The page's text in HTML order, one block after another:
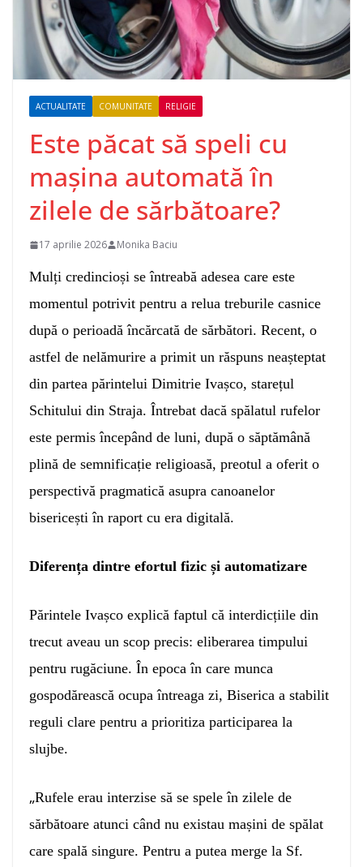
ACTUALITATE COMUNITATE RELIGIE
Este păcat să speli cu
mașina automată în
zilele de sărbătoare?
17 aprilie 2026 Monika Baciu
Mulți credincioși se întreabă adesea care este
momentul potrivit pentru a relua treburile casnice
după o perioadă încărcată de sărbători. Recent, o
astfel de nelămurire a primit un răspuns neașteptat
din partea părintelui Dimitrie Ivașco, starețul
Schitului din Straja. Întrebat dacă spălatul rufelor
este permis începând de luni, după o săptămână
plină de semnificație religioasă, preotul a oferit o
perspectivă pragmatică asupra canoanelor
bisericești în raport cu era digitală.
Diferența dintre efortul fizic și automatizare
Părintele Ivașco explică faptul că interdicțiile din
trecut aveau un scop precis: eliberarea timpului
pentru rugăciune. În epoca în care munca
gospodărească ocupa întreaga zi, Biserica a stabilit
reguli clare pentru a prioritiza participarea la
slujbe.
„Rufele erau interzise să se spele în zilele de
sărbătoare atunci când nu existau mașini de spălat
care spală singure. Pentru a putea merge la Sf.